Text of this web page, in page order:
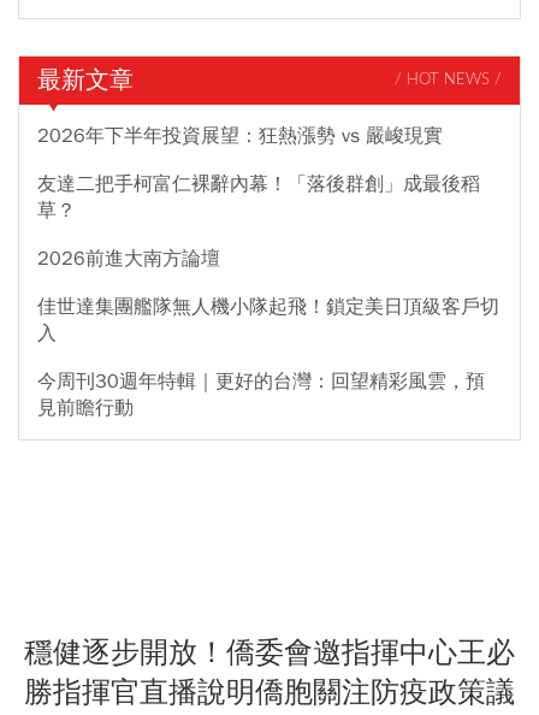
最新文章 / HOT NEWS /
2026年下半年投資展望：狂熱漲勢 vs 嚴峻現實
友達二把手柯富仁裸辭內幕！「落後群創」成最後稻
草？
2026前進大南方論壇
佳世達集團艦隊無人機小隊起飛！鎖定美日頂級客戶切
入
今周刊30週年特輯｜更好的台灣：回望精彩風雲，預
見前瞻行動
穩健逐步開放！僑委會邀指揮中心王必
勝指揮官直播說明僑胞關注防疫政策議